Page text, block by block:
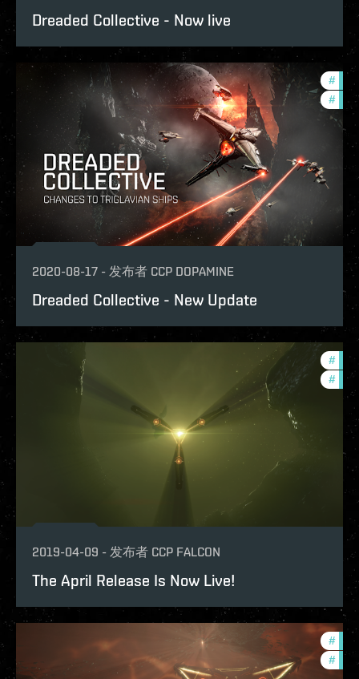
Dreaded Collective - Now live
#
#
2020-08-17 - 发布者 CCP DOPAMINE
Dreaded Collective - New Update
#
#
2019-04-09 - 发布者 CCP FALCON
The April Release Is Now Live!
#
#